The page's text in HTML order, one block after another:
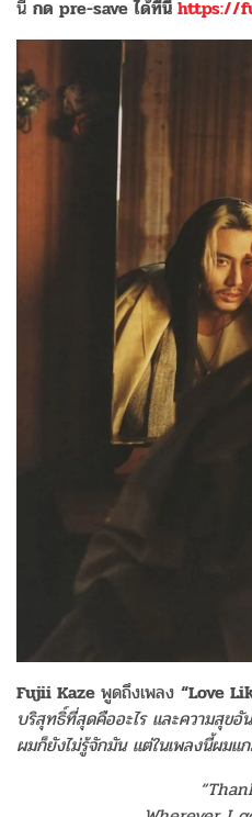
นี้ กด pre-saveได้ที่นี่ https://
Fujii Kaze พูดถึงเพลง “Love
บริสุทธิ์ที่สุดคืออะไร และความสุขอั
ผมก็ยังไม่รู้จักมัน แต่ในเพลงนี้ผมแ